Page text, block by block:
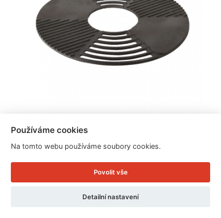
Grilovací rošt litinový
Cena: 1.999 Kč
Skladem
Doručíme do: 11.8.
Používáme cookies
Na tomto webu používáme soubory cookies.
Povolit vše
Detailní nastavení